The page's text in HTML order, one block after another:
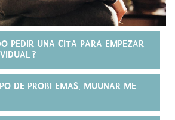
PEDIR UNA CITA PARA EMPEZAR
DE PROBLEMAS, MUUNAR ME